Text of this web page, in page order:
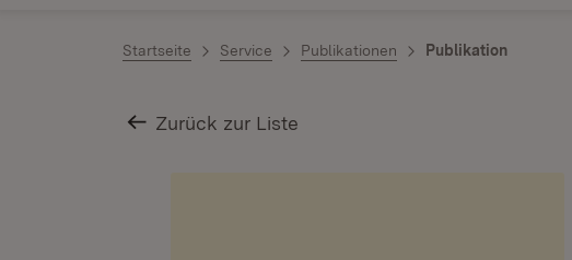
Startseite Service Publikationen Publikation
Zurück zur Liste